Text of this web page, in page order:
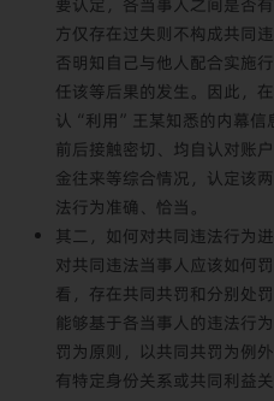
要认定，各当事人之间是否
方仅存在过失则不构成共同
否明知自己与他人配合实施
任该等后果的发生。因此，
认“利用”王某知悉的内幕信
前后接触密切、均自认对账
金往来等综合情况，认定该
法行为准确、恰当。
其二，如何对共同违法行为
对共同违法当事人应该如何
看，存在共同共罚和分别处
能够基于各当事人的违法行
罚为原则，以共同共罚为例
有特定身份关系或共同利益